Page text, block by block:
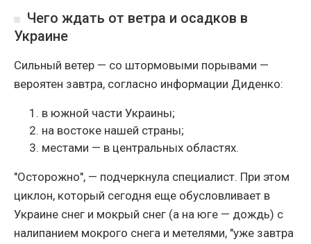
Чего ждать от ветра и осадков в
Украине
Сильный ветер — со штормовыми порывами —
вероятен завтра, согласно информации Диденко:
в южной части Украины;
на востоке нашей страны;
местами — в центральных областях.
"Осторожно", — подчеркнула специалист. При этом
циклон, который сегодня еще обусловливает в
Украине снег и мокрый снег (а на юге — дождь) с
налипанием мокрого снега и метелями, "уже завтра